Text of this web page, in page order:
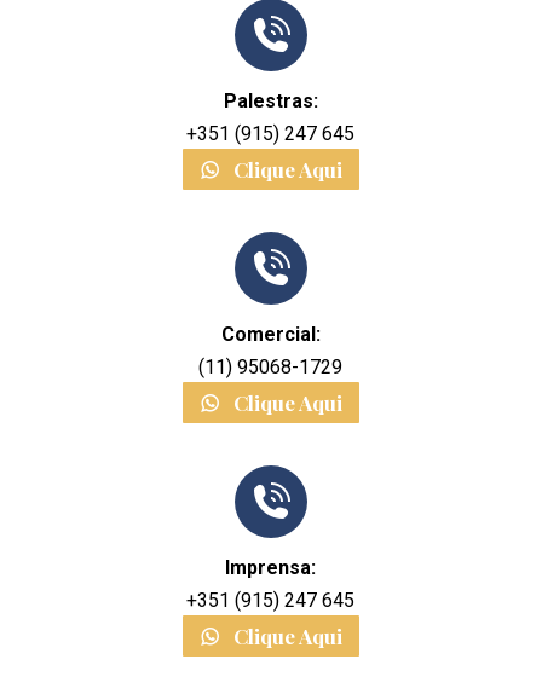
Palestras:
+351 (915) 247 645
Clique Aqui
Comercial:
(11) 95068-1729
Clique Aqui
Imprensa:
+351 (915) 247 645
Clique Aqui